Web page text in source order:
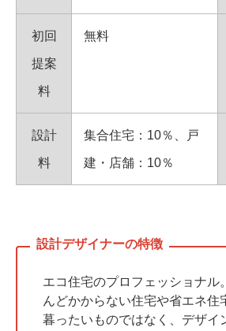
初回
提案
料
無料
設計
料
集合住宅：10％、戸
建・店舗：10％
エコ住宅のプロフェッショナル
んどかからない住宅や省エネ住
暮ったいものではなく、デザイ